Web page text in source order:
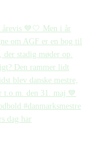
dag har